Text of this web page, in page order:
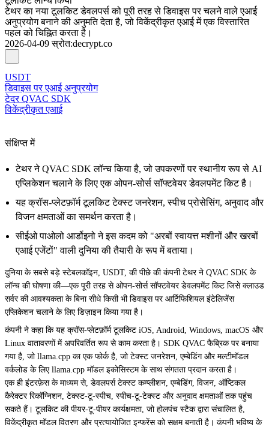
टेथर का नया टूलकिट डेवलपर्स को पूरी तरह से डिवाइस पर चलने वाले एआई
अनुप्रयोग बनाने की अनुमति देता है, जो विकेंद्रीकृत एआई में एक विस्तारित
पहल को चिह्नित करता है।
2026-04-09 स्रोत:decrypt.co
USDT
डिवाइस पर एआई अनुप्रयोग
टेदर QVAC SDK
विकेंद्रीकृत एआई
संक्षिप्त में
टेथर ने QVAC SDK लॉन्च किया है, जो उपकरणों पर स्थानीय रूप से AI
एप्लिकेशन चलाने के लिए एक ओपन-सोर्स सॉफ्टवेयर डेवलपमेंट किट है।
यह क्रॉस-प्लेटफ़ॉर्म टूलकिट टेक्स्ट जनरेशन, स्पीच प्रोसेसिंग, अनुवाद और
विजन क्षमताओं का समर्थन करता है।
सीईओ पाओलो आर्डोइनो ने इस कदम को "अरबों स्वायत्त मशीनों और खरबों
एआई एजेंटों" वाली दुनिया की तैयारी के रूप में बताया।
दुनिया के सबसे बड़े स्टेबलकॉइन, USDT, की पीछे की कंपनी टेथर ने QVAC SDK के
लॉन्च की घोषणा की—एक पूरी तरह से ओपन-सोर्स सॉफ्टवेयर डेवलपमेंट किट जिसे क्लाउड
सर्वर की आवश्यकता के बिना सीधे किसी भी डिवाइस पर आर्टिफिशियल इंटेलिजेंस
एप्लिकेशन चलाने के लिए डिज़ाइन किया गया है।
कंपनी ने कहा कि यह क्रॉस-प्लेटफ़ॉर्म टूलकिट iOS, Android, Windows, macOS और
Linux वातावरणों में अपरिवर्तित रूप से काम करता है। SDK QVAC फैब्रिक पर बनाया
गया है, जो llama.cpp का एक फोर्क है, जो टेक्स्ट जनरेशन, एम्बेडिंग और मल्टीमॉडल
वर्कलोड के लिए llama.cpp मॉडल इकोसिस्टम के साथ संगतता प्रदान करता है।
एक ही इंटरफ़ेस के माध्यम से, डेवलपर्स टेक्स्ट कम्प्लीशन, एम्बेडिंग, विजन, ऑप्टिकल
कैरेक्टर रिकॉग्निशन, टेक्स्ट-टू-स्पीच, स्पीच-टू-टेक्स्ट और अनुवाद क्षमताओं तक पहुंच
सकते हैं। टूलकिट की पीयर-टू-पीयर कार्यक्षमता, जो होलपंच स्टैक द्वारा संचालित है,
विकेंद्रीकृत मॉडल वितरण और प्रत्यायोजित इन्फरेंस को सक्षम बनाती है। कंपनी भविष्य के